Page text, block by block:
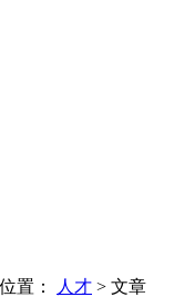
置： 人才 > 文章